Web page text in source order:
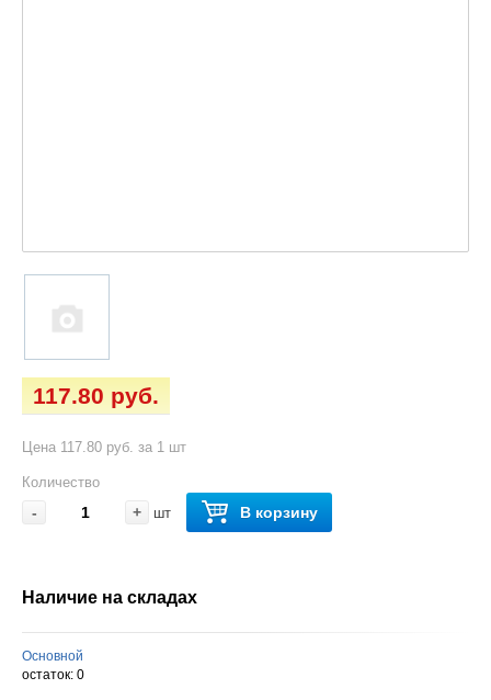
117.80 руб.
Цена 117.80 руб. за 1 шт
Количество
- + шт В корзину
Наличие на складах
Основной
остаток: 0